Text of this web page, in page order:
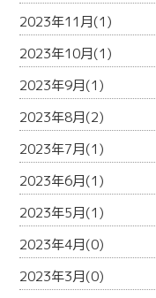
2023年11月(1)
2023年10月(1)
2023年9月(1)
2023年8月(2)
2023年7月(1)
2023年6月(1)
2023年5月(1)
2023年4月(0)
2023年3月(0)